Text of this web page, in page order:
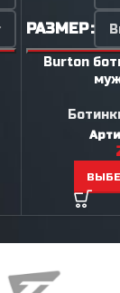
РАЗМЕР
Burton